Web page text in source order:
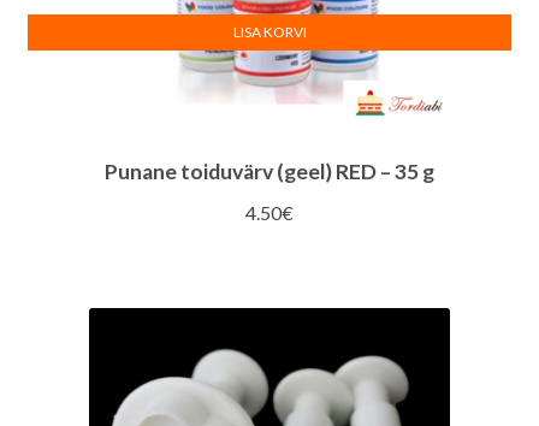
Punane toiduvärv (geel) RED – 35 g
4.50€
LISA KORVI